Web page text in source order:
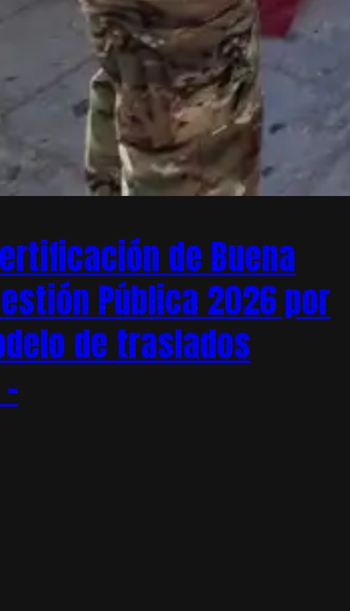
de Buena
Pública 2026 por
de traslados